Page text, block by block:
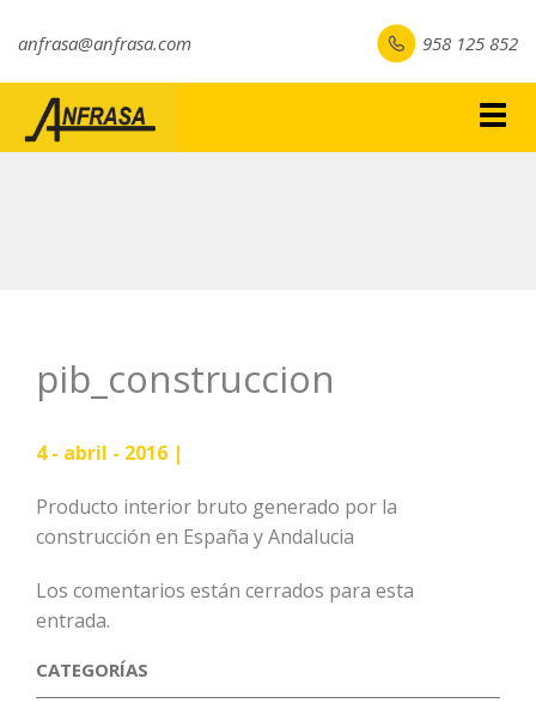
anfrasa@anfrasa.com 958 125 852
pib_construccion
4 - abril - 2016 |
Producto interior bruto generado por la
construcción en España y Andalucia
Los comentarios están cerrados para esta
entrada.
CATEGORÍAS